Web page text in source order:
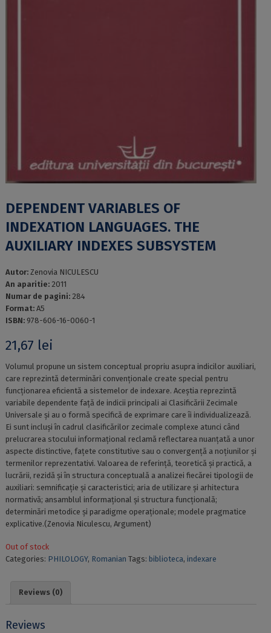
DEPENDENT VARIABLES OF
INDEXATION LANGUAGES. THE
AUXILIARY INDEXES SUBSYSTEM
Autor: Zenovia NICULESCU
An aparitie: 2011
Numar de pagini: 284
Format: A5
ISBN: 978-606-16-0060-1
21,67 lei
Volumul propune un sistem conceptual propriu asupra indicilor auxiliari,
care reprezintă determinări convenționale create special pentru
funcționarea eficientă a sistemelor de indexare. Aceștia reprezintă
variabile dependente față de indicii principali ai Clasificării Zecimale
Universale și au o formă specifică de exprimare care îi individualizează.
Ei sunt incluși în cadrul clasificărilor zecimale complexe atunci când
prelucrarea stocului informațional reclamă reflectarea nuanțată a unor
aspecte distinctive, fațete constitutive sau o convergență a noțiunilor și
termenilor reprezentativi. Valoarea de referință, teoretică și practică, a
lucrării, rezidă și în structura conceptuală a analizei fiecărei tipologii de
auxiliari: semnificație și caracteristici; aria de utilizare și arhitectura
normativă; ansamblul informațional și structura funcțională;
determinări metodice și paradigme operaționale; modele pragmatice
explicative.(Zenovia Niculescu, Argument)
Out of stock
Categories: PHILOLOGY, Romanian Tags: biblioteca, indexare
Reviews (0)
Reviews